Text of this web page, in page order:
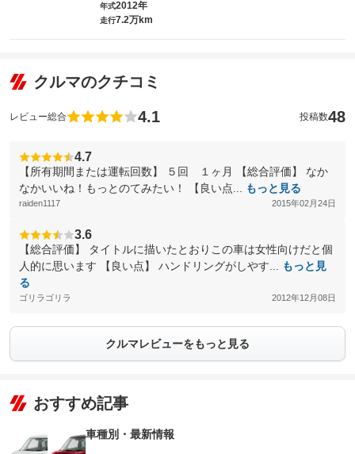
年式2012年
走行7.2万km
クルマのクチコミ
レビュー総合 4.1 投稿数48
4.7
【所有期間または運転回数】 ５回 １ヶ月 【総合評価】 なか
なかいいね！もっとのてみたい！ 【良い点...
もっと見る
raiden1117 2015年02月24日
3.6
【総合評価】 タイトルに描いたとおりこの車は女性向けだと個
人的に思います 【良い点】 ハンドリングがしやす...
もっと見
る
ゴリラゴリラ 2012年12月08日
クルマレビューをもっと見る
おすすめ記事
車種別・最新情報